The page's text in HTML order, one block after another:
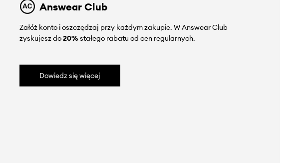
Answear Club
Załóż konto i oszczędzaj przy każdym zakupie. W Answear Club
zyskujesz do20%stałego rabatu od cen regularnych.
Dowiedz się więcej